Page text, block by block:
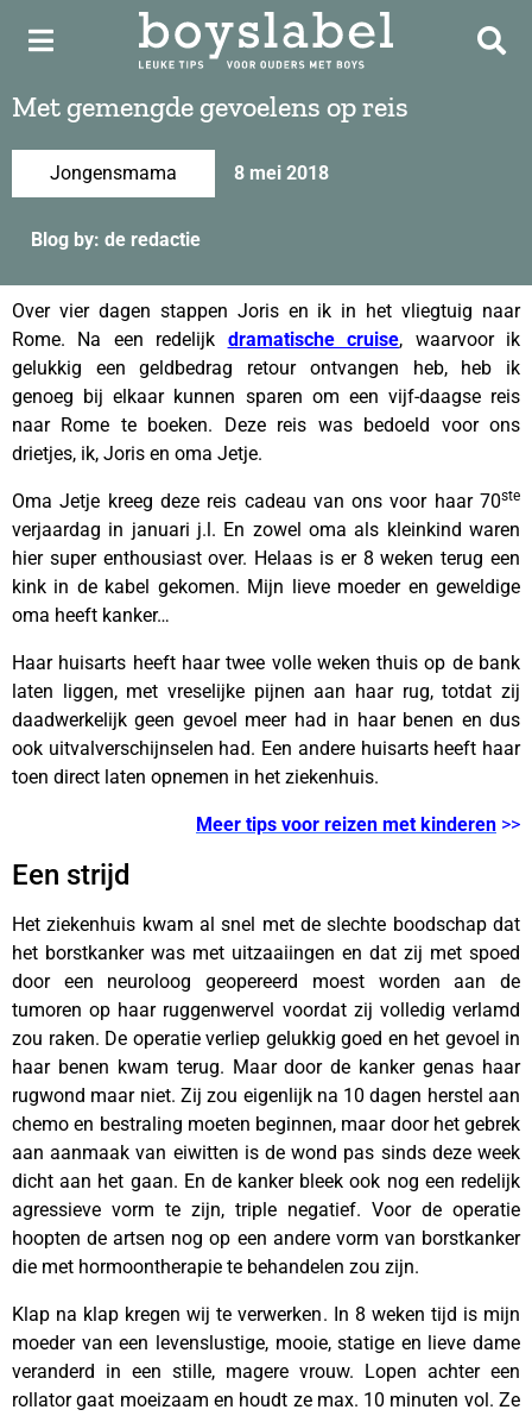
Met gemengde gevoelens op reis
Jongensmama 8 mei 2018
Blog by: de redactie
Over vier dagen stappen Joris en ik in het vliegtuig naar
Rome. Na een redelijk dramatische cruise, waarvoor ik
gelukkig een geldbedrag retour ontvangen heb, heb ik
genoeg bij elkaar kunnen sparen om een vijf-daagse reis
naar Rome te boeken. Deze reis was bedoeld voor ons
drietjes, ik, Joris en oma Jetje.
Oma Jetje kreeg deze reis cadeau van ons voor haar 70ste
verjaardag in januari j.l. En zowel oma als kleinkind waren
hier super enthousiast over. Helaas is er 8 weken terug een
kink in de kabel gekomen. Mijn lieve moeder en geweldige
oma heeft kanker…
Haar huisarts heeft haar twee volle weken thuis op de bank
laten liggen, met vreselijke pijnen aan haar rug, totdat zij
daadwerkelijk geen gevoel meer had in haar benen en dus
ook uitvalverschijnselen had. Een andere huisarts heeft haar
toen direct laten opnemen in het ziekenhuis.
Meer tips voor reizen met kinderen >>
Een strijd
Het ziekenhuis kwam al snel met de slechte boodschap dat
het borstkanker was met uitzaaiingen en dat zij met spoed
door een neuroloog geopereerd moest worden aan de
tumoren op haar ruggenwervel voordat zij volledig verlamd
zou raken. De operatie verliep gelukkig goed en het gevoel in
haar benen kwam terug. Maar door de kanker genas haar
rugwond maar niet. Zij zou eigenlijk na 10 dagen herstel aan
chemo en bestraling moeten beginnen, maar door het gebrek
aan aanmaak van eiwitten is de wond pas sinds deze week
dicht aan het gaan. En de kanker bleek ook nog een redelijk
agressieve vorm te zijn, triple negatief. Voor de operatie
hoopten de artsen nog op een andere vorm van borstkanker
die met hormoontherapie te behandelen zou zijn.
Klap na klap kregen wij te verwerken. In 8 weken tijd is mijn
moeder van een levenslustige, mooie, statige en lieve dame
veranderd in een stille, magere vrouw. Lopen achter een
rollator gaat moeizaam en houdt ze max. 10 minuten vol. Ze